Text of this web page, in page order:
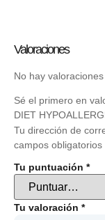
Valoraciones
No hay valoraciones
Sé el primero en
DIET
Tu dirección de
campos
Tu puntuación *
Tu valoración *